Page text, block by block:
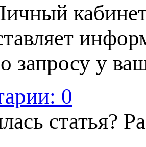
запросу у
0
статья?